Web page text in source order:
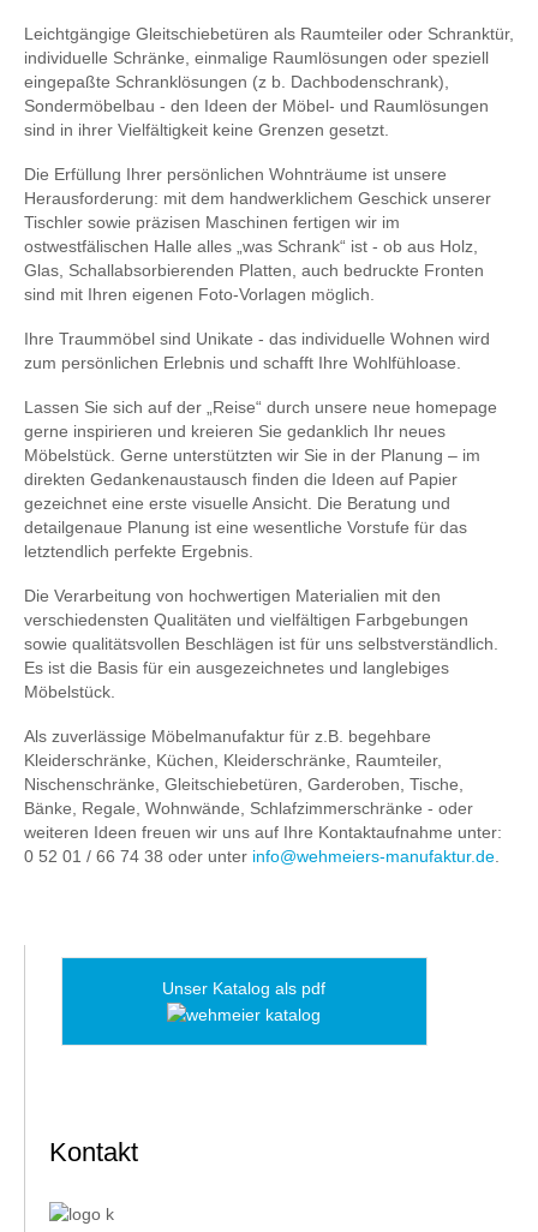
Leichtgängige Gleitschiebetüren als Raumteiler oder Schranktür,
individuelle Schränke, einmalige Raumlösungen oder speziell
eingepaßte Schranklösungen (z b. Dachbodenschrank),
Sondermöbelbau - den Ideen der Möbel- und Raumlösungen
sind in ihrer Vielfältigkeit keine Grenzen gesetzt.
Die Erfüllung Ihrer persönlichen Wohnträume ist unsere
Herausforderung: mit dem handwerklichem Geschick unserer
Tischler sowie präzisen Maschinen fertigen wir im
ostwestfälischen Halle alles „was Schrank“ ist - ob aus Holz,
Glas, Schallabsorbierenden Platten, auch bedruckte Fronten
sind mit Ihren eigenen Foto-Vorlagen möglich.
Ihre Traummöbel sind Unikate - das individuelle Wohnen wird
zum persönlichen Erlebnis und schafft Ihre Wohlfühloase.
Lassen Sie sich auf der „Reise“ durch unsere neue homepage
gerne inspirieren und kreieren Sie gedanklich Ihr neues
Möbelstück. Gerne unterstützten wir Sie in der Planung – im
direkten Gedankenaustausch finden die Ideen auf Papier
gezeichnet eine erste visuelle Ansicht. Die Beratung und
detailgenaue Planung ist eine wesentliche Vorstufe für das
letztendlich perfekte Ergebnis.
Die Verarbeitung von hochwertigen Materialien mit den
verschiedensten Qualitäten und vielfältigen Farbgebungen
sowie qualitätsvollen Beschlägen ist für uns selbstverständlich.
Es ist die Basis für ein ausgezeichnetes und langlebiges
Möbelstück.
Als zuverlässige Möbelmanufaktur für z.B. begehbare
Kleiderschränke, Küchen, Kleiderschränke, Raumteiler,
Nischenschränke, Gleitschiebetüren, Garderoben, Tische,
Bänke, Regale, Wohnwände, Schlafzimmerschränke - oder
weiteren Ideen freuen wir uns auf Ihre Kontaktaufnahme unter:
0 52 01 / 66 74 38 oder unter info@wehmeiers-manufaktur.de.
Unser Katalog als pdf
Kontakt